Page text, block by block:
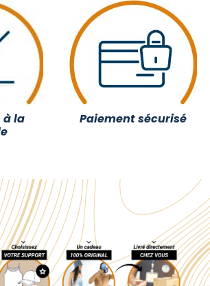
à la
Paiement sécurisé